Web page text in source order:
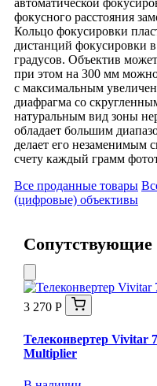
фокусного расстояния
Кольцо фокусировки
дистанций фокусировки
градусов. Объектив
при этом на 300 мм
с максимальным
диафрагма со
натуральным вид зоны
обладает большим
делает его незаменимым
счету каждый грамм
Все проданные товары
(цифровые) объективы
Сопутствующие
3 270 Р
Телеконвертер Vivitar
Multiplier